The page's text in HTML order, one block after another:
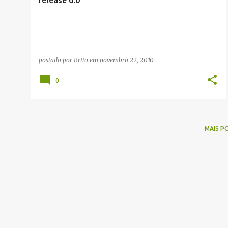
postado por Brito em novembro 22, 2010
0
MAIS